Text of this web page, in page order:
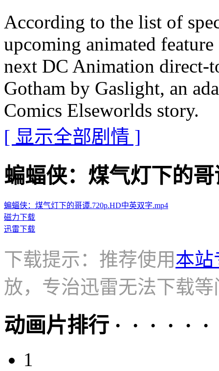
According to the list of
upcoming animated
next DC Animation direct-
Gotham by Gaslight, an
Comics Elseworlds story.
[ 显示全部剧情 ]
蝙蝠侠：煤气灯下的哥
蝙蝠侠：煤气灯下的哥谭.720p.HD中英双字.mp4
磁力下载
迅雷下载
下载提示：推荐使用本站
放，专治迅雷无法下载等
动画片排行 · · · · · ·
1